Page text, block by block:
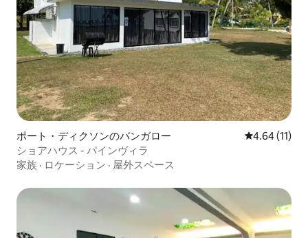
ポート・ディクソンのバンガロー レビュー11
4.64 (11)
ショアハウス - パインヴィラ
家族 · ロケーション · 屋外スペース